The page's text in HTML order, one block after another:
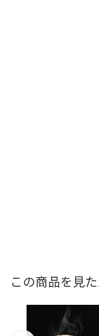
この商品を見